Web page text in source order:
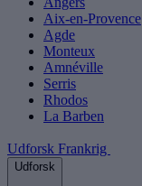
Aix-en-Provence
Agde
Monteux
Amnéville
Serris
Rhodos
La Barben
Udforsk Frankrig
Udforsk